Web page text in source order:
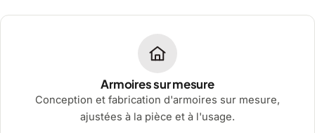
Armoires sur mesure
Conception et fabrication d'armoires sur mesure,
ajustées à la pièce et à l'usage.